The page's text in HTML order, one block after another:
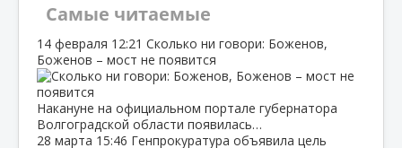
Самые читаемые
14 февраля 12:21 Сколько ни говори: Боженов,
Боженов – мост не появится
Накануне на официальном портале губернатора
Волгоградской области появилась…
28 марта 15:46 Генпрокуратура объявила цель